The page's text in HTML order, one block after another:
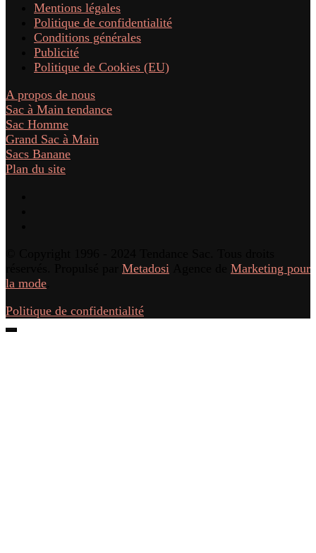
Mentions légales
Politique de confidentialité
Conditions générales
Publicité
Politique de Cookies (EU)
A propos de nous
Sac à Main tendance
Sac Homme
Grand Sac à Main
Sacs Banane
Plan du site
Metadosi
Marketing pour
la mode
Politique de confidentialité